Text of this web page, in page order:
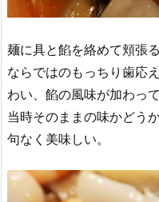
麺に具と餡を絡めて頬張
ならではのもっちり歯応
わい、餡の風味が加わっ
当時そのままの味かどう
句なく美味しい。